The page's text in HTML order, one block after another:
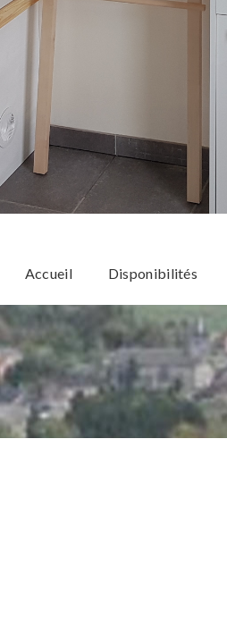
Accueil Disponibilités